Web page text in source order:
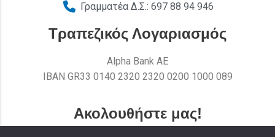
Γραμματέα Δ.Σ.: 697 88 94 946
Τραπεζικός Λογαριασμός
Alpha Bank AE
ΙΒΑΝ GR33 0140 2320 2320 0200 1000 089
Ακολουθήστε μας!